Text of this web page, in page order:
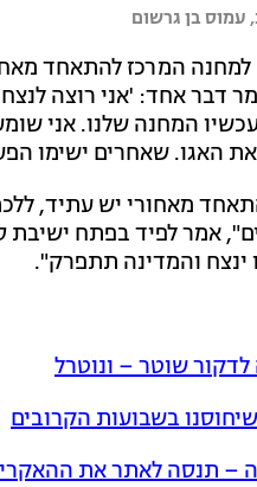
עמוס בן גרשום
למחנה המרכז להתאחד
דבר אחד: 'אני רוצה
המחנה שלנו. אני
את האגו. שאחרים ישימו
מאחורי יש עתיד,
אמר לפיד בפתח ישיבת
ינצח והמדינה תתפרק".
לדקור שוטר – ונוטרל
בשבועות הקרובים